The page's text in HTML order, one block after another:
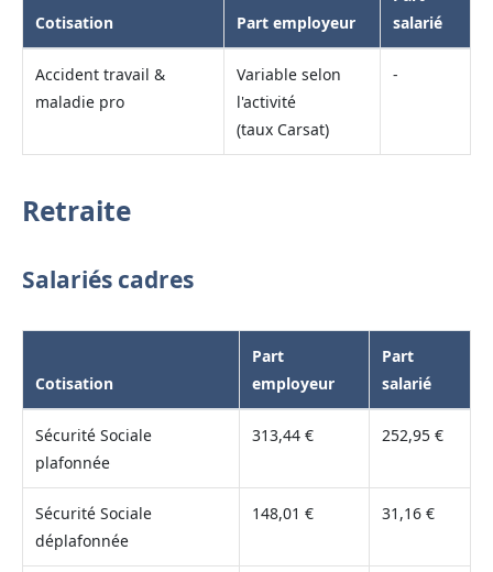
Cotisation Part employeur
salarié
Accident travail &
maladie pro
Variable selon
l'activité
(taux Carsat)
-
Retraite
Salariés cadres
Cotisation
Part
employeur
Part
salarié
Sécurité Sociale
plafonnée
313,44 € 252,95 €
Sécurité Sociale
déplafonnée
148,01 € 31,16 €